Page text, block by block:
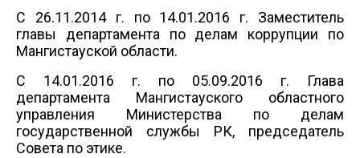
С 26.11.2014 г. по 14.01.2016 г. Заместитель
главы департамента по делам коррупции по
Мангистауской области.
С 14.01.2016 г. по 05.09.2016 г. Глава
департамента Мангистауского областного
управления Министерства по делам
государственной службы РК, председатель
Совета по этике.